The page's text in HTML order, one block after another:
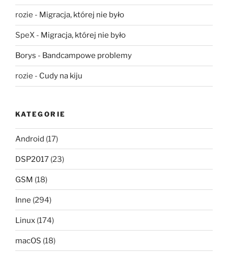
rozie - Migracja, której nie było
SpeX - Migracja, której nie było
Borys - Bandcampowe problemy
rozie - Cudy na kiju
KATEGORIE
Android (17)
DSP2017 (23)
GSM (18)
Inne (294)
Linux (174)
macOS (18)